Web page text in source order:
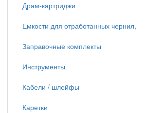
Драм-картриджи
Емкости для отработанных чернил,
Заправочные комплекты
Инструменты
Кабели / шлейфы
Каретки